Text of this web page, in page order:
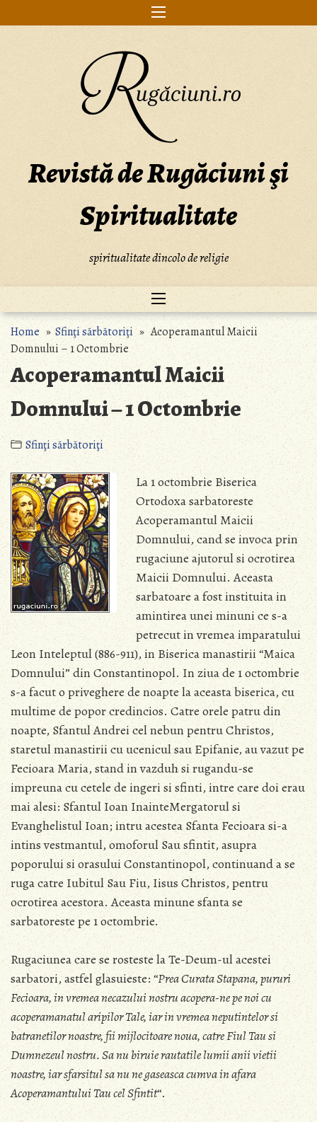
to
Revistă de Rugăciuni şi
Spiritualitate
spiritualitate dincolo de religie
Home »Sfinţi sărbătoriţi» Acoperamantul Maicii
Domnului – 1 Octombrie
Acoperamantul Maicii
Domnului – 1 Octombrie
Sfinţi sărbătoriţi
La 1 octombrie Biserica
Ortodoxa sarbatoreste
Acoperamantul Maicii
Domnului, cand se invoca prin
rugaciune ajutorul si ocrotirea
Maicii Domnului. Aceasta
sarbatoare a fost instituita in
amintirea unei minuni ce s-a
petrecut in vremea imparatului
Leon Inteleptul (886-911), in Biserica manastirii “Maica
Domnului” din Constantinopol. In ziua de 1 octombrie
s-a facut o priveghere de noapte la aceasta biserica, cu
multime de popor credincios. Catre orele patru din
noapte, Sfantul Andrei cel nebun pentru Christos,
staretul manastirii cu ucenicul sau Epifanie, au vazut pe
Fecioara Maria, stand in vazduh si rugandu-se
impreuna cu cetele de ingeri si sfinti, intre care doi erau
mai alesi: Sfantul Ioan InainteMergatorul si
Evanghelistul Ioan; intru acestea Sfanta Fecioara si-a
intins vestmantul, omoforul Sau sfintit, asupra
poporului si orasului Constantinopol, continuand a se
ruga catre Iubitul Sau Fiu, Iisus Christos, pentru
ocrotirea acestora. Aceasta minune sfanta se
sarbatoreste pe 1 octombrie.
Rugaciunea care se rosteste la Te-Deum-ul acestei
sarbatori, astfel glasuieste: “Prea Curata Stapana, pururi
Fecioara, in vremea necazului nostru acopera-ne pe noi cu
acoperamanatul aripilor Tale, iar in vremea neputintelor si
batranetilor noastre, fii mijlocitoare noua, catre Fiul Tau si
Dumnezeul nostru. Sa nu biruie rautatile lumii anii vietii
noastre, iar sfarsitul sa nu ne gaseasca cumva in afara
Acoperamantului Tau cel Sfintit“.